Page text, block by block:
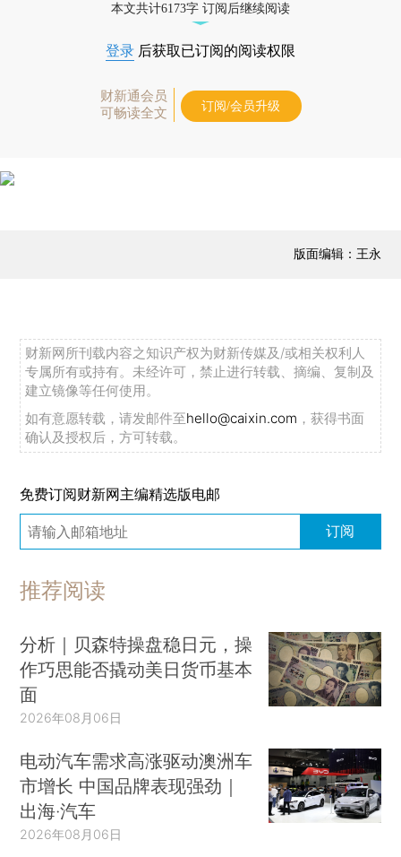
本文共计6173字 订阅后继续阅读
登录 后获取已订阅的阅读权限
财新通会员
可畅读全文
订阅/会员升级
版面编辑：王永
财新网所刊载内容之知识产权为财新传媒及/或相关权利人
专属所有或持有。未经许可，禁止进行转载、摘编、复制及
建立镜像等任何使用。
如有意愿转载，请发邮件至hello@caixin.com ，获得书面
确认及授权后，方可转载。
免费订阅财新网主编精选版电邮
订阅
推荐阅读
分析｜贝森特操盘稳日元，操
作巧思能否撬动美日货币基本
面
2026年08月06日
电动汽车需求高涨驱动澳洲车
市增长 中国品牌表现强劲｜
出海·汽车
2026年08月06日